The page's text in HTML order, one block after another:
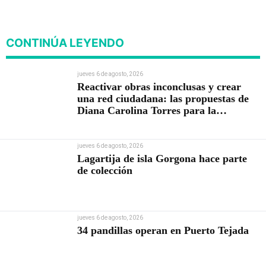
CONTINÚA LEYENDO
jueves 6 de agosto, 2026
Reactivar obras inconclusas y crear
una red ciudadana: las propuestas de
Diana Carolina Torres para la
jueves 6 de agosto, 2026
Lagartija de isla Gorgona hace parte
de colección
jueves 6 de agosto, 2026
34 pandillas operan en Puerto Tejada